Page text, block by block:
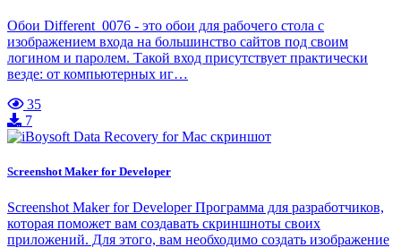
Обои Different_0076 - это обои для рабочего стола с
изображением входа на большинство сайтов под своим
логином и паролем. Такой вход присутствует практически
везде: от компьютерных иг…
35
7
Screenshot Maker for Developer
Screenshot Maker for Developer Программа для разработчиков,
которая поможет вам создавать скриншноты своих
приложений. Для этого, вам необходимо создать изображение